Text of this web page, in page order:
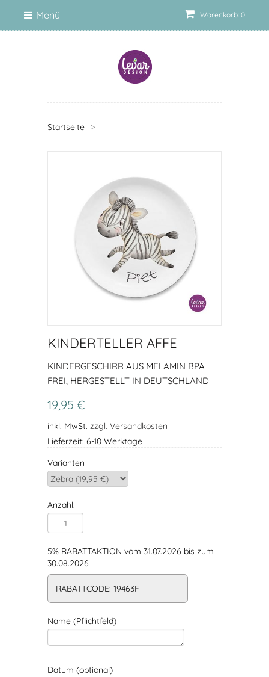
Warenkorb: 0
Menü
Startseite >
KINDERTELLER AFFE
KINDERGESCHIRR AUS MELAMIN BPA
FREI, HERGESTELLT IN DEUTSCHLAND
19,95 €
inkl. MwSt. zzgl. Versandkosten
Lieferzeit: 6-10 Werktage
Varianten
Anzahl:
5% RABATTAKTION vom 31.07.2026 bis zum
30.08.2026
RABATTCODE: 19463F
Name (Pflichtfeld)
Datum (optional)